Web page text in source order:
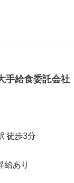
手給食委託会社
徒歩3分
給あり